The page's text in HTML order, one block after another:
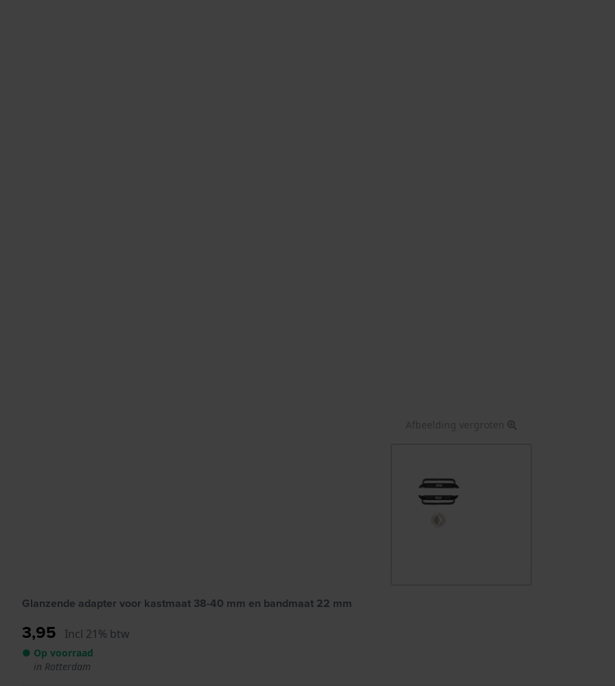
Afbeelding vergroten
Glanzende adapter voor kastmaat 38-40 mm en bandmaat 22 mm
3,95 Incl 21% btw
● Op voorraad
in Rotterdam